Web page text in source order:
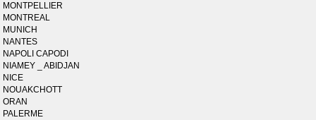
MONTPELLIER
MONTREAL
MUNICH
NANTES
NAPOLI CAPODI
NIAMEY _ ABIDJAN
NICE
NOUAKCHOTT
ORAN
PALERME